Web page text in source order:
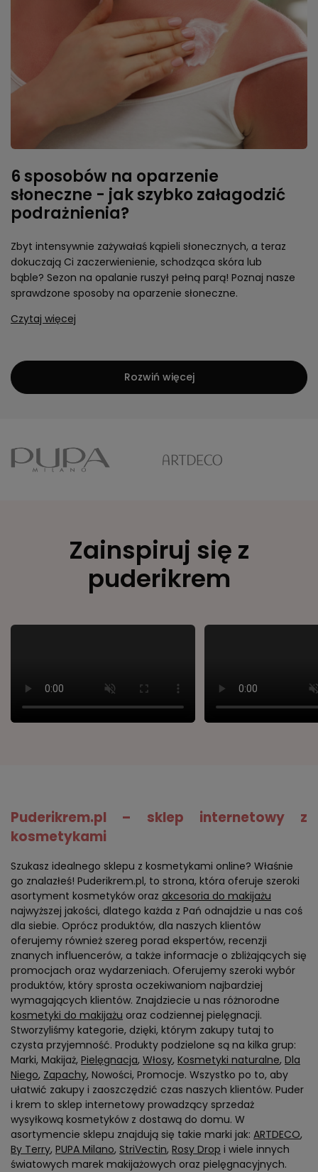
6 sposobów na oparzenie
słoneczne - jak szybko załagodzić
podrażnienia?
Zbyt intensywnie zażywałaś kąpieli słonecznych, a teraz
dokuczają Ci zaczerwienienie, schodząca skóra lub
bąble? Sezon na opalanie ruszył pełną parą! Poznaj nasze
sprawdzone sposoby na oparzenie słoneczne.
Czytaj więcej
Rozwiń więcej
Zainspiruj się z
puderikrem
Puderikrem.pl – sklep internetowy z
kosmetykami
Szukasz idealnego sklepu z kosmetykami online? Właśnie
go znalazłeś! Puderikrem.pl, to strona, która oferuje szeroki
asortyment kosmetyków oraz akcesoria do makijażu
najwyższej jakości, dlatego każda z Pań odnajdzie u nas coś
dla siebie. Oprócz produktów, dla naszych klientów
oferujemy również szereg porad ekspertów, recenzji
znanych influencerów, a także informacje o zbliżających się
promocjach oraz wydarzeniach. Oferujemy szeroki wybór
produktów, który sprosta oczekiwaniom najbardziej
wymagających klientów. Znajdziecie u nas różnorodne
kosmetyki do makijażu oraz codziennej pielęgnacji.
Stworzyliśmy kategorie, dzięki, którym zakupy tutaj to
czysta przyjemność. Produkty podzielone są na kilka grup:
Marki, Makijaż, Pielęgnacja, Włosy, Kosmetyki naturalne, Dla
Niego, Zapachy, Nowości, Promocje. Wszystko po to, aby
ułatwić zakupy i zaoszczędzić czas naszych klientów. Puder
i krem to sklep internetowy prowadzący sprzedaż
wysyłkową kosmetyków z dostawą do domu. W
asortymencie sklepu znajdują się takie marki jak: ARTDECO,
By Terry, PUPA Milano, StriVectin, Rosy Drop i wiele innych
światowych marek makijażowych oraz pielęgnacyjnych.